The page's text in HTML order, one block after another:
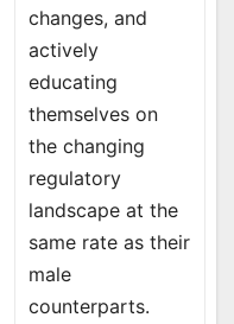
changes, and
actively
educating
themselves on
the changing
regulatory
landscape at the
same rate as their
male
counterparts.